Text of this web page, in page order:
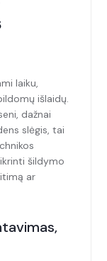
laiku,
išlaidų.
dažnai
slėgis, tai
šildymo
ar